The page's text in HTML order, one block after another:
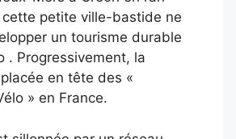
petite ville-bastide ne
un tourisme durable
. Progressivement, la
en tête des «
» en France.